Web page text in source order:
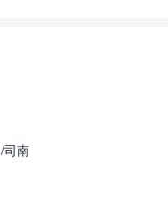
司南